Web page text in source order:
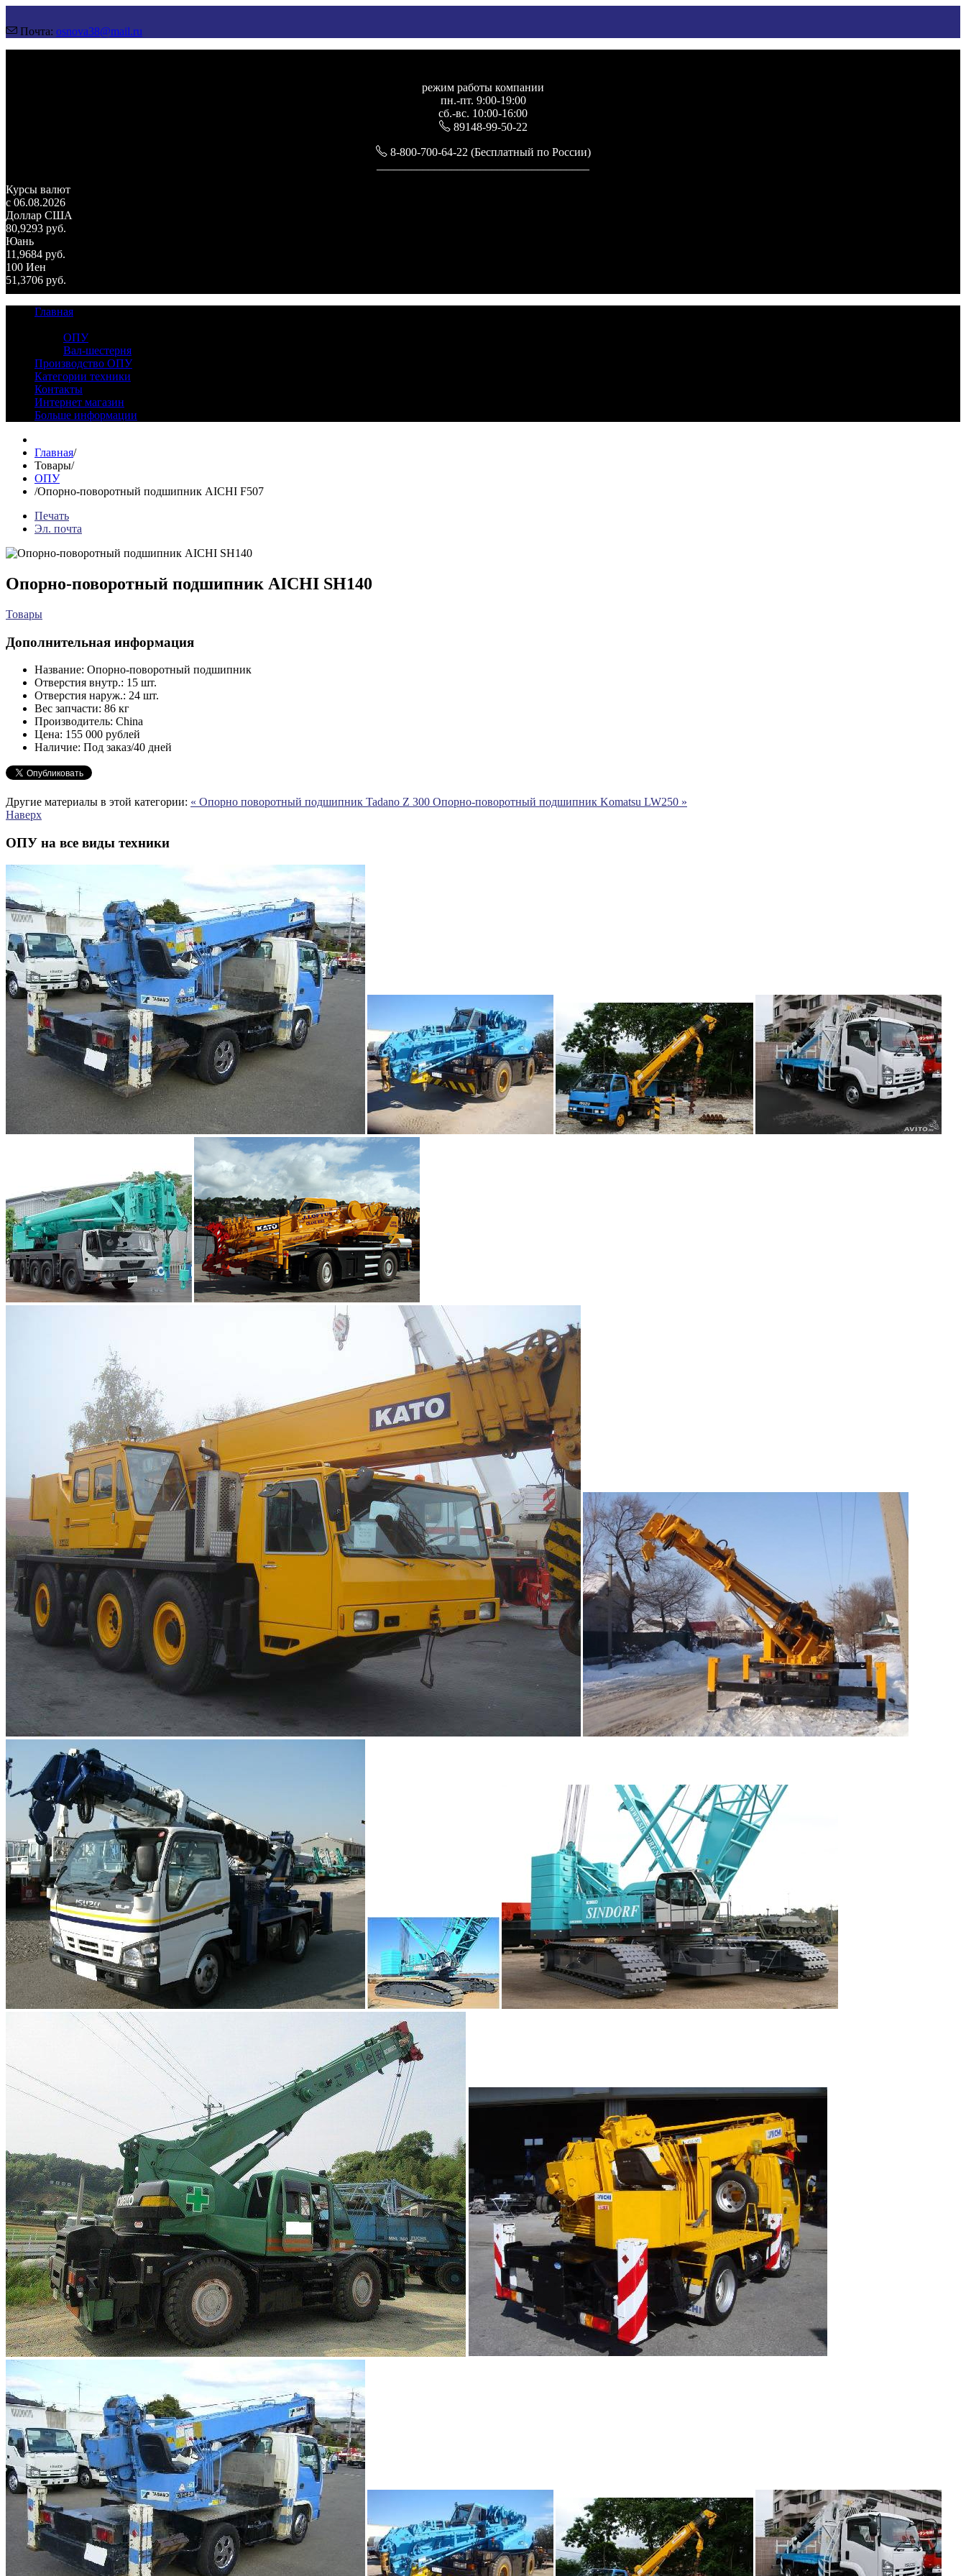
Почта: osnova38@mail.ru
режим работы компании
пн.-пт. 9:00-19:00
сб.-вс. 10:00-16:00
89148-99-50-22
8-800-700-64-22 (Бесплатный по России)
Курсы валют
c 06.08.2026
Доллар США
80,9293 руб.
Юань
11,9684 руб.
100 Иен
51,3706 руб.
Главная
ОПУ
Вал-шестерня
Производство ОПУ
Категории техники
Контакты
Интернет магазин
Больше информации
Главная/
Товары/
ОПУ
/Опорно-поворотный подшипник AICHI F507
Печать
Эл. почта
Опорно-поворотный подшипник AICHI SH140
Товары
Дополнительная информация
Название: Опорно-поворотный подшипник
Отверстия внутр.: 15 шт.
Отверстия наруж.: 24 шт.
Вес запчасти: 86 кг
Производитель: China
Цена: 155 000 рублей
Наличие: Под заказ/40 дней
Другие материалы в этой категории: « Опорно поворотный подшипник Tadano Z 300 Опорно-поворотный подшипник Komatsu LW250 »
Наверх
ОПУ на все виды техники